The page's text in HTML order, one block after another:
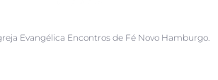
Evangélica Encontros de Fé Novo Hamburgo.